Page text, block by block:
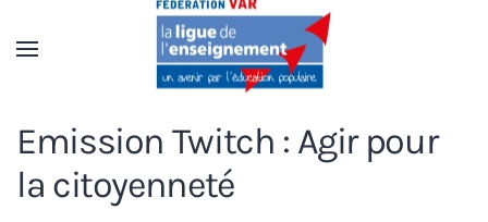
Accéder au contenu principal
Emission Twitch : Agir pour
la citoyenneté